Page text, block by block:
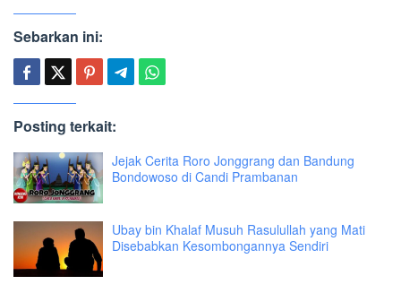
Sebarkan ini:
Posting terkait:
Jejak Cerita Roro Jonggrang dan Bandung
Bondowoso di Candi Prambanan
Ubay bin Khalaf Musuh Rasulullah yang Mati
Disebabkan Kesombongannya Sendiri